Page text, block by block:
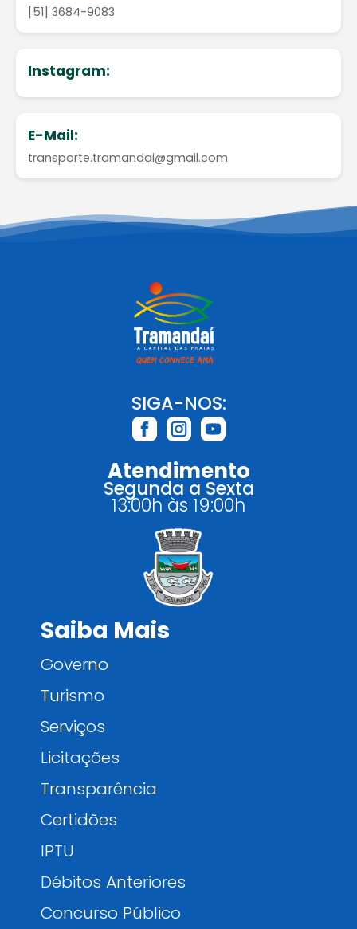
[51] 3684-9083
Instagram:
E-Mail:
transporte.tramandai@gmail.com
SIGA-NOS:
Atendimento
Segunda a Sexta
13:00h às 19:00h
Saiba Mais
Governo
Turismo
Serviços
Licitações
Transparência
Certidões
IPTU
Débitos Anteriores
Concurso Público